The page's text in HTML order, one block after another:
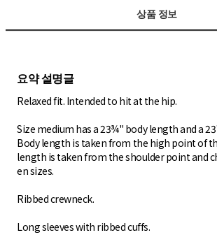
상품 정보
요약 설명글
Relaxed fit. Intended to hit at the hip.
Size medium has a 23¾" body length and a
Body length is taken from the high point of
length is taken from the shoulder point and
en sizes.
Ribbed crewneck.
Long sleeves with ribbed cuffs.